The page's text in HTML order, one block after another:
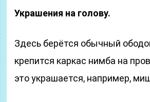
Украшения на голову.
Здесь берётся обычный
крепится каркас нимба на
это украшается, например,